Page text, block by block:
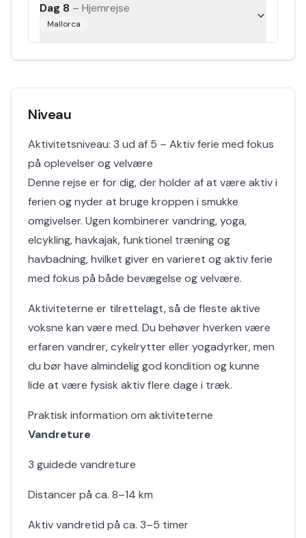
Dag 8 – Hjemrejse
Mallorca
Niveau
Aktivitetsniveau: 3 ud af 5 – Aktiv ferie med fokus
på oplevelser og velvære
Denne rejse er for dig, der holder af at være aktiv i
ferien og nyder at bruge kroppen i smukke
omgivelser. Ugen kombinerer vandring, yoga,
elcykling, havkajak, funktionel træning og
havbadning, hvilket giver en varieret og aktiv ferie
med fokus på både bevægelse og velvære.
Aktiviteterne er tilrettelagt, så de fleste aktive
voksne kan være med. Du behøver hverken være
erfaren vandrer, cykelrytter eller yogadyrker, men
du bør have almindelig god kondition og kunne
lide at være fysisk aktiv flere dage i træk.
Praktisk information om aktiviteterne
Vandreture
3 guidede vandreture
Distancer på ca. 8–14 km
Aktiv vandretid på ca. 3–5 timer